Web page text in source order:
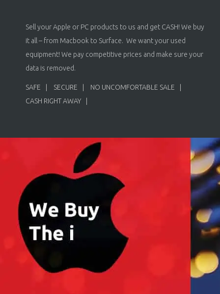
Sell your Apple or PC products to us and get CASH! We buy
it all – from Macbook to Surface. We want your used
equipment! We pay competitive prices and make sure your
data is removed.
SAFE SECURE
NO UNCOMFORTABLE SALE
CASH RIGHT AWAY